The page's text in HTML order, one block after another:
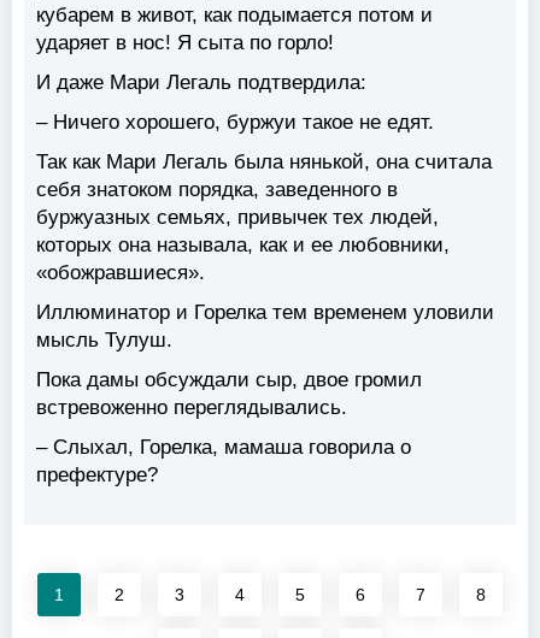
кубарем в живот, как подымается потом и
ударяет в нос! Я сыта по горло!
И даже Мари Легаль подтвердила:
– Ничего хорошего, буржуи такое не едят.
Так как Мари Легаль была нянькой, она считала
себя знатоком порядка, заведенного в
буржуазных семьях, привычек тех людей,
которых она называла, как и ее любовники,
«обожравшиеся».
Иллюминатор и Горелка тем временем уловили
мысль Тулуш.
Пока дамы обсуждали сыр, двое громил
встревоженно переглядывались.
– Слыхал, Горелка, мамаша говорила о
префектуре?
1 2 3 4 5 6 7 8